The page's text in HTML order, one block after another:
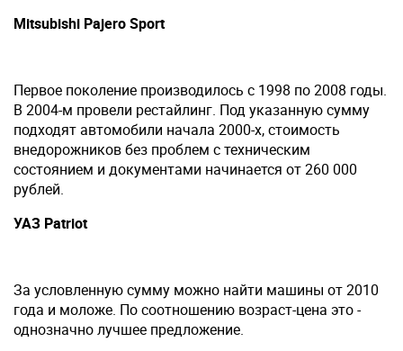
Mitsubishi Pajero Sport
Первое поколение производилось с 1998 по 2008 годы.
В 2004-м провели рестайлинг. Под указанную сумму
подходят автомобили начала 2000-х, стоимость
внедорожников без проблем с техническим
состоянием и документами начинается от 260 000
рублей.
УАЗ Patriot
За условленную сумму можно найти машины от 2010
года и моложе. По соотношению возраст-цена это -
однозначно лучшее предложение.